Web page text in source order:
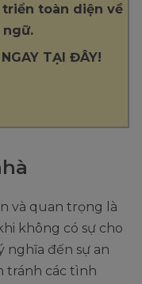
toàn diện về
TẠI ĐÂY!
và quan trọng là
không có sự cho
nghĩa đến sự an
tránh các tình